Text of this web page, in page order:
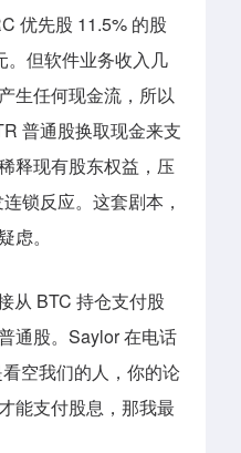
优先股 11.5% 的股
。但软件业务收入几
生任何现金流，所以
普通股换取现金来支
释现有股东权益，压
锁反应。这套剧本，
虑。
从 BTC 持仓支付股
通股。Saylor 在电话
空我们的人，你的论
能支付股息，那我最